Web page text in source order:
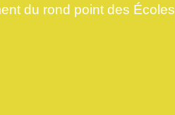
du rond point des Écoles